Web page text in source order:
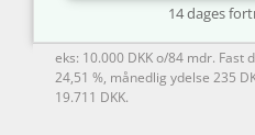
14 dages
eks: 10.000 DKK o/84 mdr. Fast
24,51 %, månedlig ydelse 235
19.711 DKK.